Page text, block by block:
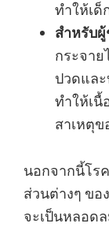
ทำให้เด็
สำหรับ
กระจาย
ปวดแล
ทำให้เนื้
สาเหตุ
นอกจากนี้โร
ส่วนต่างๆ ขอ
จะเป็นหลอด